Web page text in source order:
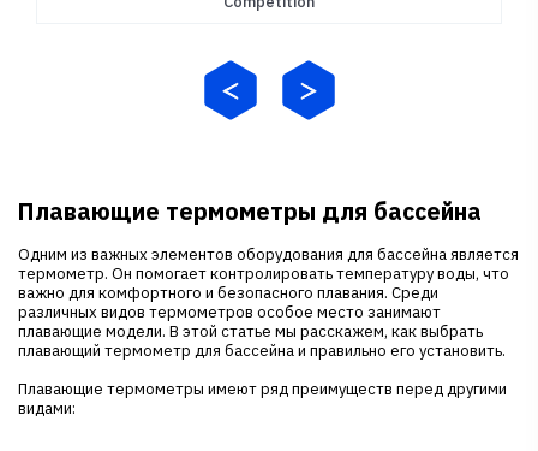
Плавающие термометры для бассейна
Одним из важных элементов оборудования для бассейна является
термометр. Он помогает контролировать температуру воды, что
важно для комфортного и безопасного плавания. Среди
различных видов термометров особое место занимают
плавающие модели. В этой статье мы расскажем, как выбрать
плавающий термометр для бассейна и правильно его установить.
Плавающие термометры имеют ряд преимуществ перед другими
видами: